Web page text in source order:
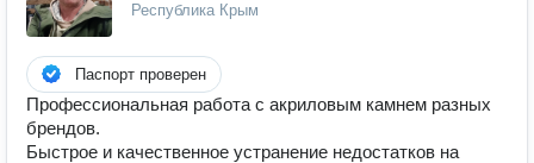
Республика Крым
Паспорт проверен
Профессиональная работа с акриловым камнем разных
брендов.
Быстрое и качественное устранение недостатков на